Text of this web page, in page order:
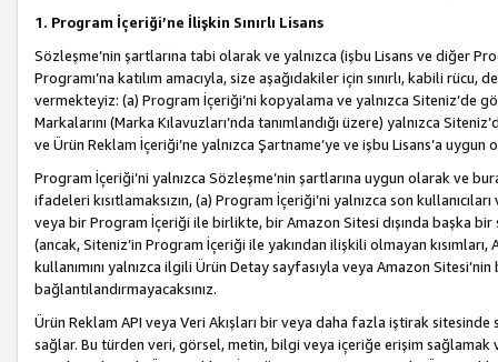
1. Program İçeriği’ne İlişkin Sınırlı Lisans
Sözleşme’nin şartlarına tabi olarak ve yalnızca (işbu Lisans ve diğer
Programı’na katılım amacıyla, size aşağıdakiler için sınırlı, kabili
vermekteyiz: (a) Program İçeriği’ni kopyalama ve yalnızca Siteniz’de
Markalarını (Marka Kılavuzları’nda tanımlandığı üzere) yalnızca
ve Ürün Reklam İçeriği’ne yalnızca Şartname’ye ve işbu Lisans’a
Program İçeriği’ni yalnızca Sözleşme’nin şartlarına uygun olarak ve
ifadeleri kısıtlamaksızın, (a) Program İçeriği’ni yalnızca son
veya bir Program İçeriği ile birlikte, bir Amazon Sitesi dışında başka
(ancak, Siteniz’in Program İçeriği ile yakından ilişkili olmayan
kullanımını yalnızca ilgili Ürün Detay sayfasıyla veya Amazon
bağlantılandırmayacaksınız.
Ürün Reklam API veya Veri Akışları bir veya daha fazla iştirak
sağlar. Bu türden veri, görsel, metin, bilgi veya içeriğe erişim sağlamak